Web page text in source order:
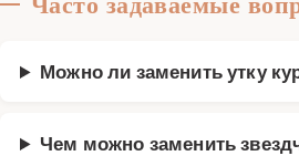
Можно ли заменить утку
Чем можно заменить